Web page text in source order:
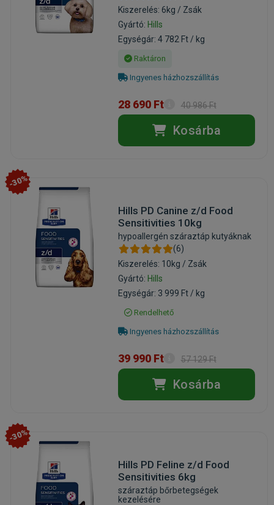
Kiszerelés: 6kg / Zsák
Gyártó: Hills
Egységár: 4 782 Ft / kg
Raktáron
Ingyenes házhozszállítás
28 690 Ft 40 986 Ft
Kosárba
-30%
Hills PD Canine z/d Food
Sensitivities 10kg
hypoallergén száraztáp kutyáknak
(6)
Kiszerelés: 10kg / Zsák
Gyártó: Hills
Egységár: 3 999 Ft / kg
Rendelhető
Ingyenes házhozszállítás
39 990 Ft 57 129 Ft
Kosárba
-30%
Hills PD Feline z/d Food
Sensitivities 6kg
száraztáp bőrbetegségek
kezelésére